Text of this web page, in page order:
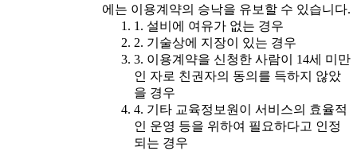
에는 이용계약의 승낙을 유보할 수 있습니다.
1. 설비에 여유가 없는 경우
2. 기술상에 지장이 있는 경우
3. 이용계약을 신청한 사람이 14세 미만
인 자로 친권자의 동의를 득하지 않았
을 경우
4. 기타 교육정보원이 서비스의 효율적
인 운영 등을 위하여 필요하다고 인정
되는 경우